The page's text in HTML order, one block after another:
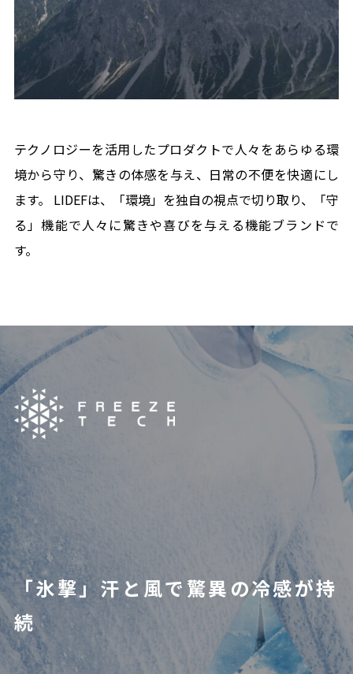
テクノロジーを活用したプロダクトで人々を​ あらゆる環
境から守り、​驚きの体感を与え、日常の不便を快適にし
ます。 LIDEFは、「環境」を独自の視点で切り取り、​「守
る」機能で人々に驚きや喜びを与える機能ブランドで
す。
「氷撃」汗と風で驚異の冷感が持
続